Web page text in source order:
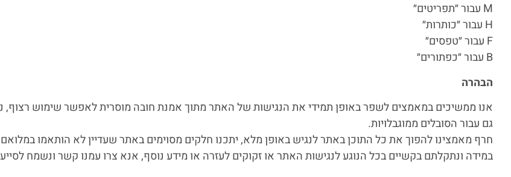
M עבור ״תפריטים״
H עבור ״כותרות״
F עבור ״טפסים״
B עבור ״כפתורים״
הבהרה
אנו ממשיכים במאמצים לשפר באופן תמידי את הנגישות של האתר מתוך אמנת חובה מוסרית לאפשר שימוש רצוף,
גם עבור הסובלים ממוגבלויות.
חרף מאמצינו להפוך את כל התוכן באתר לנגיש באופן מלא, יתכנו חלקים מסוימים באתר שעדיין לא הותאמו
במידה ונתקלתם בקשיים בכל הנוגע לנגישות האתר או זקוקים לעזרה או מידע נוסף, אנא צרו עמנו קשר ונשמח